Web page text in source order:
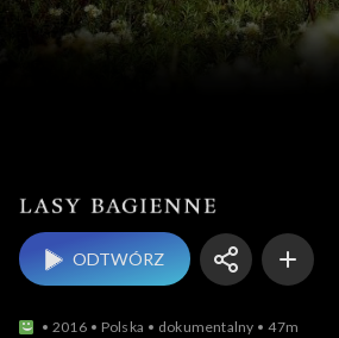
ODTWÓRZ
2016 Polska dokumentalny 47m